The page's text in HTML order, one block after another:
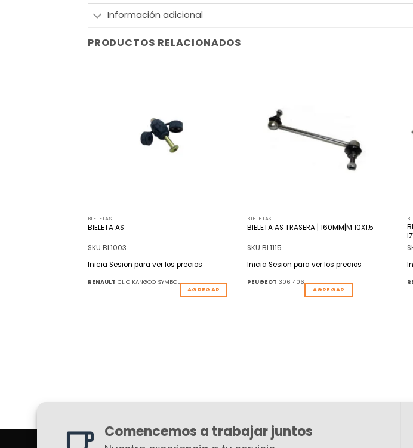
Información adicional
PRODUCTOS RELACIONADOS
BIELETAS
BIELETA AS
SKU BL1003
Inicia Sesion para ver los precios
RENAULT CLIO KANGOO SYMBOL
AGREGAR
BIELETAS
BIELETA AS TRASERA | 160MM|M 10X1.5
SKU BL1115
Inicia Sesion para ver los precios
PEUGEOT 306 406
AGREGAR
Comencemos a trabajar juntos